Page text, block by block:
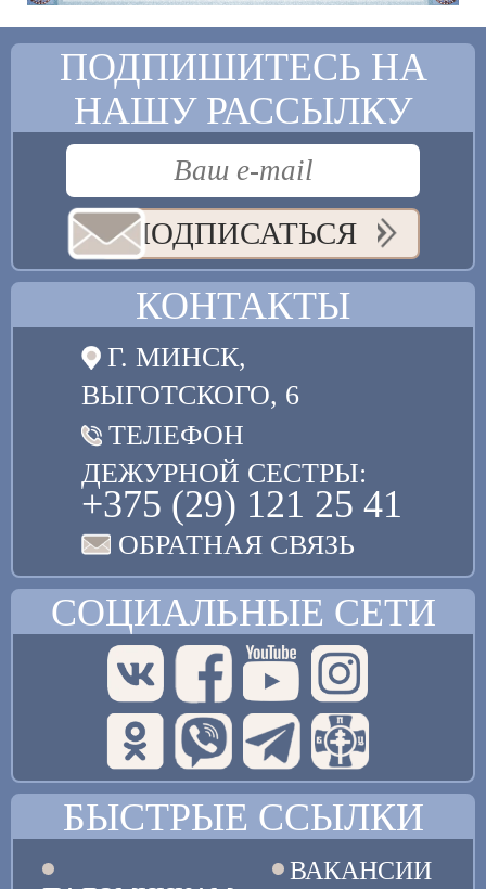
ПОДПИШИТЕСЬ НА
НАШУ РАССЫЛКУ
ПОДПИСАТЬСЯ
КОНТАКТЫ
Г. МИНСК,
ВЫГОТСКОГО, 6
ТЕЛЕФОН
ДЕЖУРНОЙ СЕСТРЫ:
+375 (29) 121 25 41
ОБРАТНАЯ СВЯЗЬ
СОЦИАЛЬНЫЕ СЕТИ
БЫСТРЫЕ ССЫЛКИ
ВАКАНСИИ